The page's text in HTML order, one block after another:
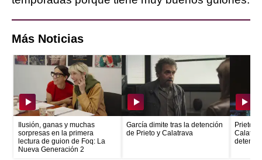
Más Noticias
Ilusión, ganas y muchas
sorpresas en la primera
lectura de guion de Foq: La
Nueva Generación 2
García dimite tras la detención
de Prieto y Calatrava
Prieto